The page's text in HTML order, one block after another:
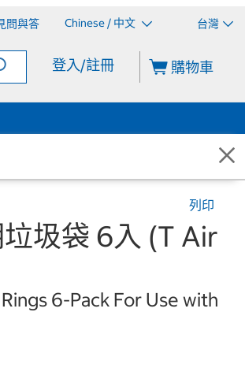
問與答 Chinese / 中文 台灣
登入/註冊 購物車
列印
圾袋 6入 (T Air
6-Pack For Use with